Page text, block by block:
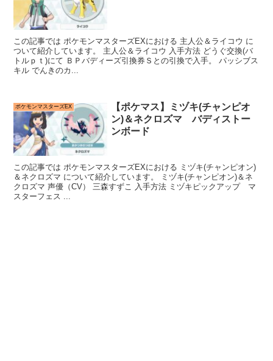
この記事では ポケモンマスターズEXにおける 主人公＆ライコウ に
ついて紹介しています。 主人公＆ライコウ 入手方法 どうぐ交換(バ
トルｐｔ)にて ＢＰバディーズ引換券Ｓとの引換で入手。 パッシブス
キル でんきのカ...
ポケモンマスターズEX
【ポケマス】ミヅキ(チャンピオ
ン)＆ネクロズマ バディストー
ンボード
この記事では ポケモンマスターズEXにおける ミヅキ(チャンピオン)
＆ネクロズマ について紹介しています。 ミヅキ(チャンピオン)＆ネ
クロズマ 声優（CV） 三森すずこ 入手方法 ミヅキピックアップ マ
スターフェス ...